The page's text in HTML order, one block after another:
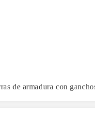
de armadura con